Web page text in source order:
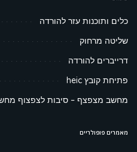
כלים ותוכנות עזר להורדה
שליטה מרחוק
דרייברים להורדה
פתיחת קובץ heic
מחשב מצפצף – סיבות לצפצוף
מאמרים פופולריים